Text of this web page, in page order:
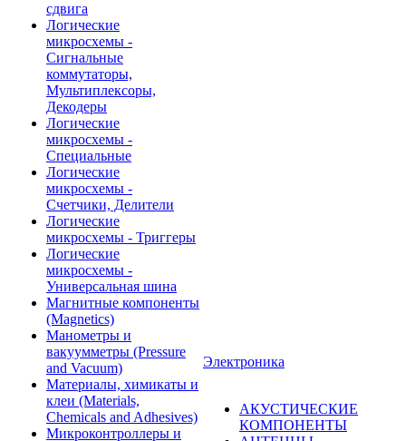
сдвига
Логические
микросхемы -
Сигнальные
коммутаторы,
Мультиплексоры,
Декодеры
Логические
микросхемы -
Специальные
Логические
микросхемы -
Счетчики, Делители
Логические
микросхемы - Триггеры
Логические
микросхемы -
Универсальная шина
Магнитные компоненты
(Magnetics)
Манометры и
вакуумметры (Pressure
and Vacuum)
Материалы, химикаты и
клеи (Materials,
Chemicals and Adhesives)
Микроконтроллеры и
Электроника
АКУСТИЧЕСКИЕ
КОМПОНЕНТЫ